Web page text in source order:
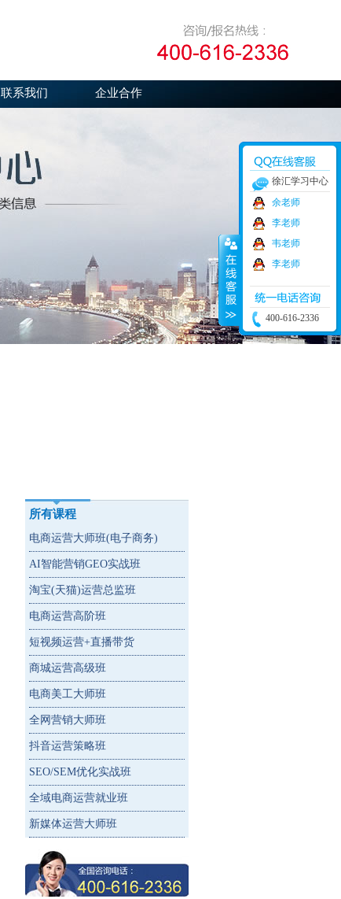
联系我们 企业合作
所有课程
电商运营大师班(电子商务)
AI智能营销GEO实战班
淘宝(天猫)运营总监班
电商运营高阶班
短视频运营+直播带货
商城运营高级班
电商美工大师班
全网营销大师班
抖音运营策略班
SEO/SEM优化实战班
全域电商运营就业班
新媒体运营大师班
徐汇学习中心
余老师
李老师
韦老师
李老师
400-616-2336